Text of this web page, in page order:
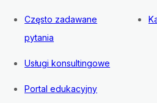
Często zadawane
pytania
Usługi konsultingowe
Portal edukacyjny